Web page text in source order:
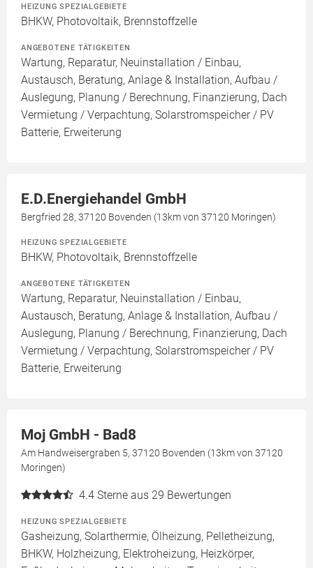
HEIZUNG SPEZIALGEBIETE
BHKW, Photovoltaik, Brennstoffzelle
ANGEBOTENE TÄTIGKEITEN
Wartung, Reparatur, Neuinstallation / Einbau,
Austausch, Beratung, Anlage & Installation, Aufbau /
Auslegung, Planung / Berechnung, Finanzierung, Dach
Vermietung / Verpachtung, Solarstromspeicher / PV
Batterie, Erweiterung
E.D.Energiehandel GmbH
Bergfried 28, 37120 Bovenden (13km von 37120 Moringen)
HEIZUNG SPEZIALGEBIETE
BHKW, Photovoltaik, Brennstoffzelle
ANGEBOTENE TÄTIGKEITEN
Wartung, Reparatur, Neuinstallation / Einbau,
Austausch, Beratung, Anlage & Installation, Aufbau /
Auslegung, Planung / Berechnung, Finanzierung, Dach
Vermietung / Verpachtung, Solarstromspeicher / PV
Batterie, Erweiterung
Moj GmbH - Bad8
Am Handweisergraben 5, 37120 Bovenden (13km von 37120
Moringen)
4.4 Sterne aus 29 Bewertungen
HEIZUNG SPEZIALGEBIETE
Gasheizung, Solarthermie, Ölheizung, Pelletheizung,
BHKW, Holzheizung, Elektroheizung, Heizkörper,